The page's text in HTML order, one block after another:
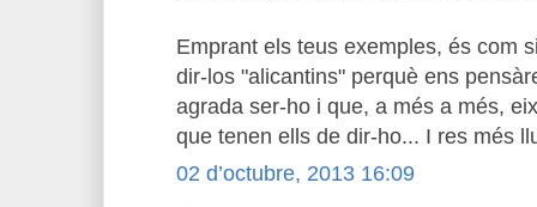
Emprant els teus exemples, és com
dir-los "alicantins" perquè ens
agrada ser-ho i que, a més a més,
que tenen ells de dir-ho... I res més
02 d’octubre, 2013 16:09